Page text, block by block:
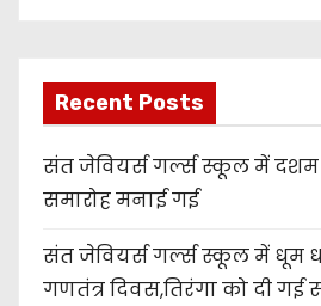
Recent Posts
संत जेवियर्स गर्ल्स स्कूल में दशम
समारोह मनाई गई
संत जेवियर्स गर्ल्स स्कूल में धूम
गणतंत्र दिवस,तिरंगा को दी गई